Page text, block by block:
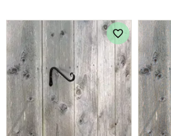
Lägg till i